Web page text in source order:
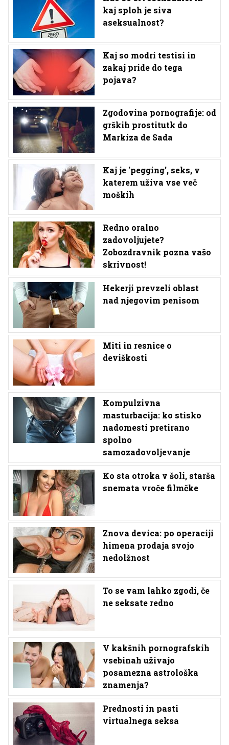
kaj sploh je siva
aseksualnost?
Kaj so modri testisi in
zakaj pride do tega
pojava?
Zgodovina pornografije: od
grških prostitutk do
Markiza de Sada
Kaj je 'pegging', seks, v
katerem uživa vse več
moških
Redno oralno
zadovoljujete?
Zobozdravnik pozna vašo
skrivnost!
Hekerji prevzeli oblast
nad njegovim penisom
Miti in resnice o
deviškosti
Kompulzivna
masturbacija: ko stisko
nadomesti pretirano
spolno
samozadovoljevanje
Ko sta otroka v šoli, starša
snemata vroče filmčke
Znova devica: po operaciji
himena prodaja svojo
nedolžnost
To se vam lahko zgodi, če
ne seksate redno
V kakšnih pornografskih
vsebinah uživajo
posamezna astrološka
znamenja?
Prednosti in pasti
virtualnega seksa